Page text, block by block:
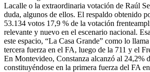
Lacalle o la extraordinaria votación de Raúl
duda, algunos de ellos. El respaldo obtenido
53.134 votos 17,9 % de la votación
relevante y nuevo en el escenario nacional.
este espacio, “La Casa Grande” como lo
tercera fuerza en el FA, luego de la 711 y el
En Montevideo, Constanza alcanzó al 24,2%
constituyéndose en la primera fuerza del FA